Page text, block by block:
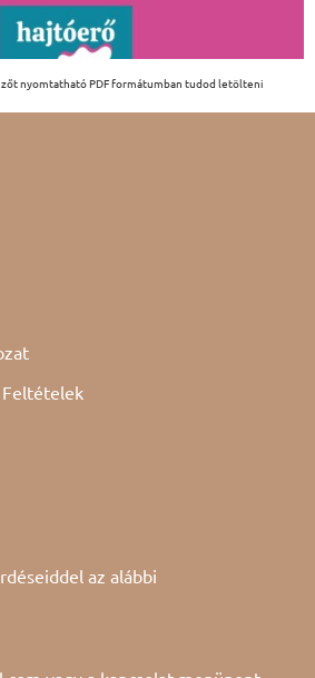
nyomtatható PDF formátumban tudod letölteni
Feltételek
az alábbi